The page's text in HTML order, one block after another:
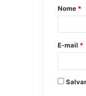
r
*
Nome *
E-mail *